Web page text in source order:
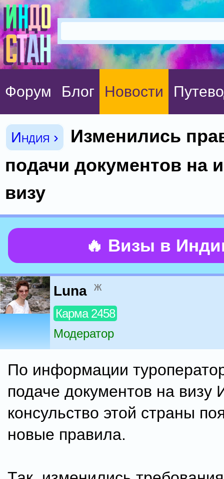
Форум Блог Новости
Индия ›
Изменились
подачи документов на
визу
🔥 Визы в
Luna ж
Карма 2458
Модератор
По информации
подаче документов на визу
консульство этой страны
новые правила.